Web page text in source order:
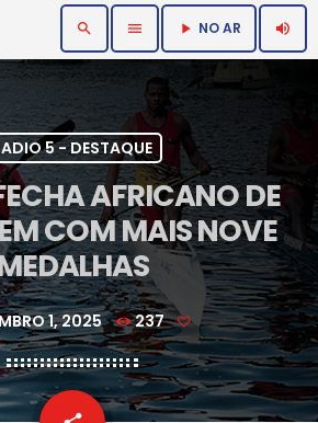
search menu play_arrow NO AR volume_up
5 - DESTAQUE
AFRICANO DE
COM MAIS NOVE
1, 2025 237